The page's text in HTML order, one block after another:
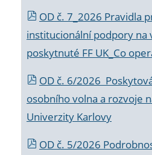
OD č. 7_2026 Pravidla
institucionální podpory na
poskytnuté FF UK_Co
OD č. 6/2026
osobního volna a rozvoje
Univerzity Karlovy
OD č. 5/2026